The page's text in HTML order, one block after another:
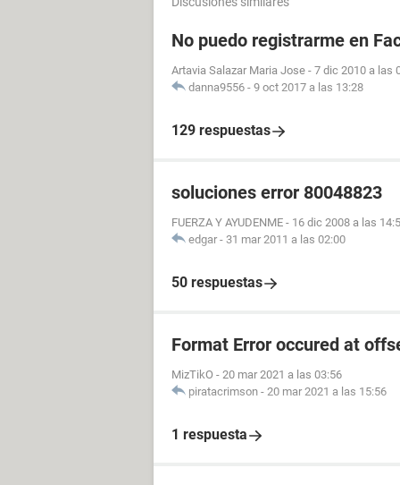
No puedo registrarme en
Artavia Salazar Maria Jose - 7 dic 2010 a las
danna9556 - 9 oct 2017 a las 13:28
129 respuestas
soluciones error 80048823
FUERZA Y AYUDENME - 16 dic 2008 a las
edgar - 31 mar 2011 a las 02:00
50 respuestas
Format Error occured at
MizTikO - 20 mar 2021 a las 03:56
piratacrimson - 20 mar 2021 a las 15:56
1 respuesta